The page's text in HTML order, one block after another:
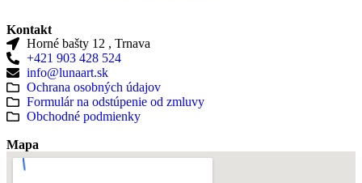
Kontakt
Horné bašty 12 , Trnava
+421 903 428 524
info@lunaart.sk
Ochrana osobných údajov
Formulár na odstúpenie od zmluvy
Obchodné podmienky
Mapa